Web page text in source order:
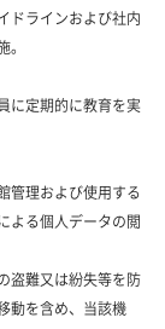
ドラインおよび社内
。
に定期的に教育を実
管理および使用する
よる個人データの閲
盗難又は紛失等を防
動を含め、当該機